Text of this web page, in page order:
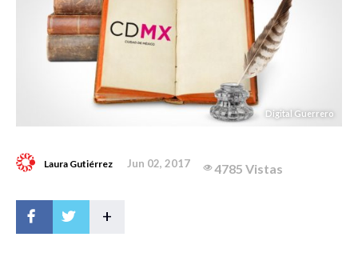
Digital Guerrero
Laura Gutiérrez Jun 02, 2017 4785 Vistas
+